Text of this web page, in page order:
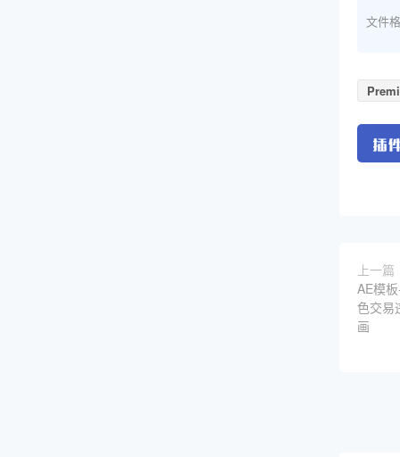
文件
上一篇
AE模
色交易
画